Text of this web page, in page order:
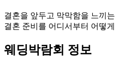
결혼을 앞두고 막막함을 느끼
결혼 준비를 어디서부터 어떻
웨딩박람회 정보